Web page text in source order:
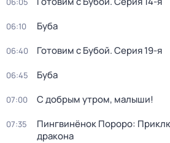
06:10 Буба
06:40 Готовим с Бубой. Серия 19-я
06:45 Буба
07:00 С добрым утром, малыши!
07:35
Пингвинёнок Пороро:
дракона